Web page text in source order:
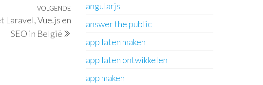
Volgend
bericht
VOLGENDE
Vue.js en
SEO in België
angularjs
answer the public
app laten maken
app laten ontwikkelen
app maken